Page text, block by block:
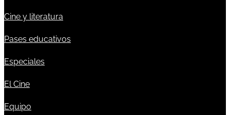
Cine y literatura
Pases educativos
Especiales
El Cine
Equipo